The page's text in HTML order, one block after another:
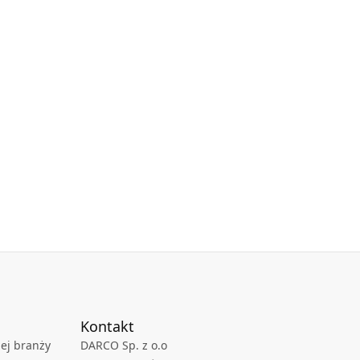
branży
Kontakt
DARCO Sp. z o.o